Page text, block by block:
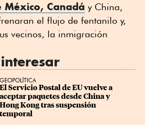
México, Canadá y China,
el flujo de fentanilo y,
vecinos, la inmigración
GEOPOLÍTICA
El Servicio Postal de EU vuelve a
aceptar paquetes desde China y
Hong Kong tras suspensión
temporal